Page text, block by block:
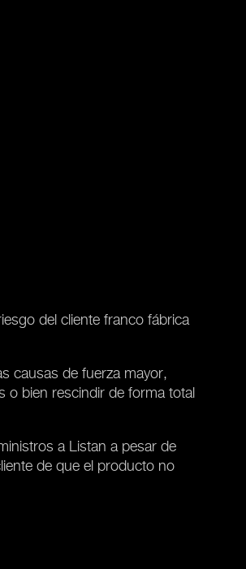
del cliente franco fábrica
causas de fuerza mayor,
o bien rescindir de forma total
a Listan a pesar de
de que el producto no